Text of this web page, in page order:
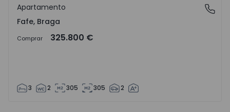
Fafe, Braga
Apartamento
Fafe, Braga
Comprar 325.800 €
3 2 305 305 2